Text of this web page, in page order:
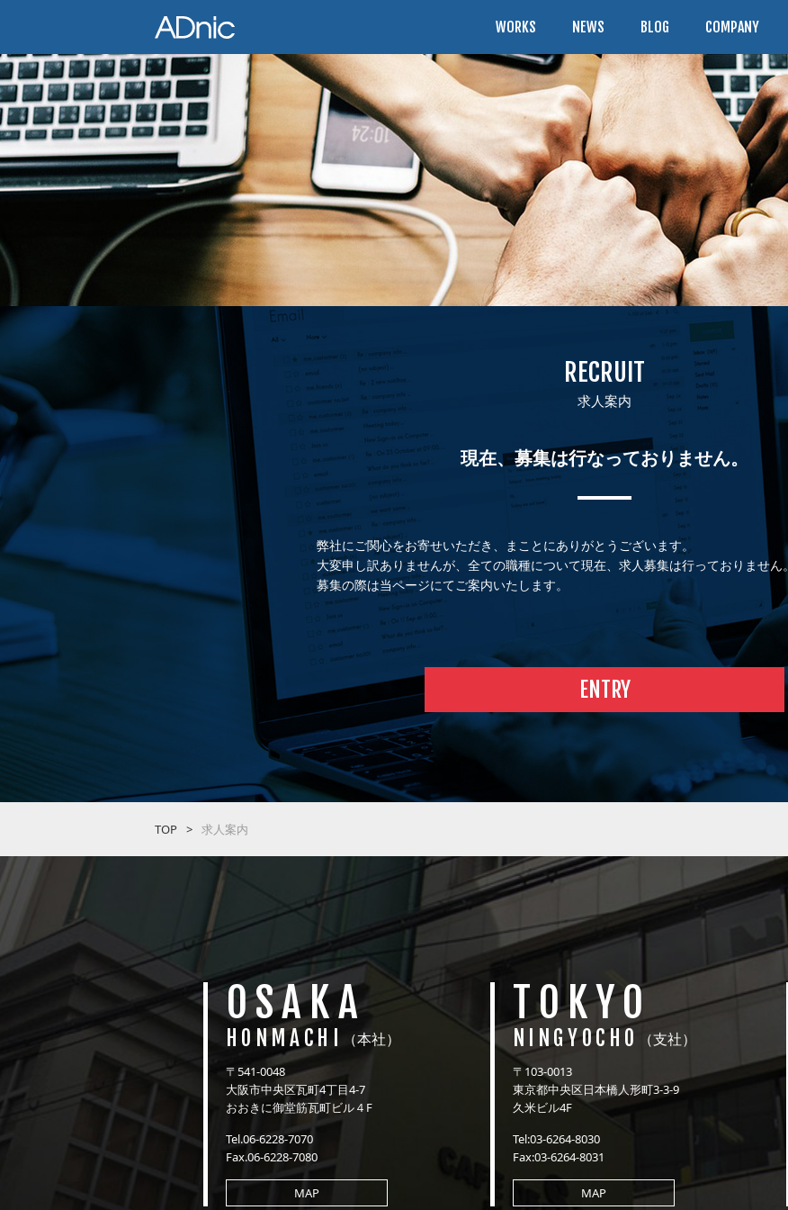
WORKS NEWS BLOG COMPANY
RECRUIT
求人案内
現在、募集は行なっておりません。
弊社にご関心をお寄せいただき、まことにありがとうございます。
大変申し訳ありませんが、全ての職種について現在、求人募集は行っておりません。
募集の際は当ページにてご案内いたします。
ENTRY
TOP 求人案内
OSAKA
HONMACHI （本社）
〒541-0048
大阪市中央区瓦町4丁目4-7
おおきに御堂筋瓦町ビル４F
Tel.06-6228-7070
Fax.06-6228-7080
MAP
TOKYO
NINGYOCHO （支社）
〒103-0013
東京都中央区日本橋人形町3-3-9
久米ビル4F
Tel:03-6264-8030
Fax:03-6264-8031
MAP